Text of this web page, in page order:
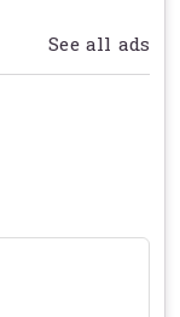
ាច់ផ្លាស់ប្ដូរផ្នែក
Muffler ដើម្បី
ដល់ម៉ូតូ Yamaha
this page. Please
See all ads